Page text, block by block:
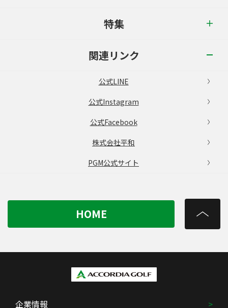
特集
関連リンク
公式LINE
公式Instagram
公式Facebook
株式会社平和
PGM公式サイト
HOME
企業情報